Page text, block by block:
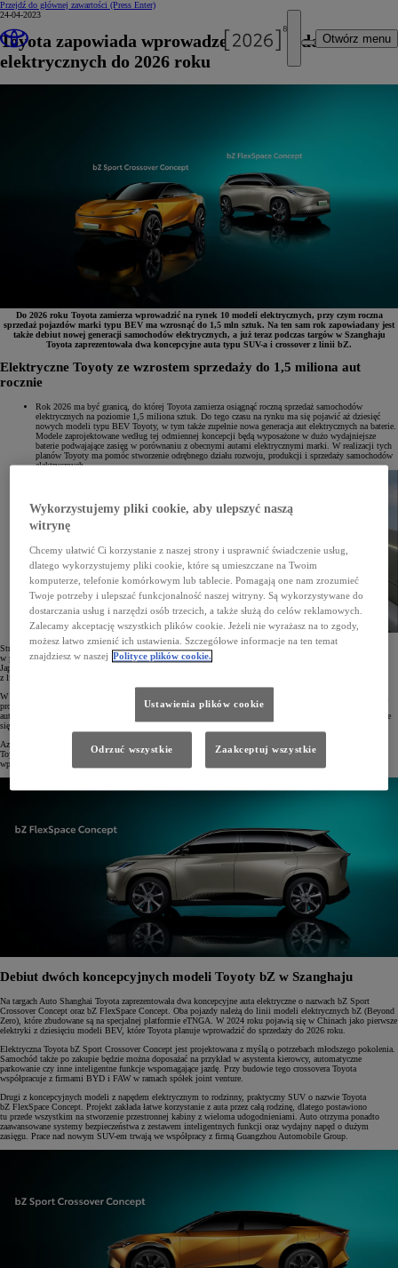
Przejdź do głównej zawartości (Press Enter)
Otwórz menu
24-04-2023
Toyota zapowiada wprowadzenie 10 modeli
elektrycznych do 2026 roku
Do 2026 roku Toyota zamierza wprowadzić na rynek 10 modeli elektrycznych, przy czym roczna
sprzedaż pojazdów marki typu BEV ma wzrosnąć do 1,5 mln sztuk. Na ten sam rok zapowiadany jest
także debiut nowej generacji samochodów elektrycznych, a już teraz podczas targów w Szanghaju
Toyota zaprezentowała dwa koncepcyjne auta typu SUV-a i crossover z linii bZ.
Elektryczne Toyoty ze wzrostem sprzedaży do 1,5 miliona aut
rocznie
Rok 2026 ma być granicą, do której Toyota zamierza osiągnąć roczną sprzedaż samochodów
elektrycznych na poziomie 1,5 miliona sztuk. Do tego czasu na rynku ma się pojawić aż dziesięć
nowych modeli typu BEV Toyoty, w tym także zupełnie nowa generacja aut elektrycznych na baterie.
Modele zaprojektowane według tej odmiennej koncepcji będą wyposażone w dużo wydajniejsze
baterie podwajające zasięg w porównaniu z obecnymi autami elektrycznymi marki. W realizacji tych
planów Toyoty ma pomóc stworzenie odrębnego działu rozwoju, produkcji i sprzedaży samochodów
elektrycznych.
Strategia wprowadzania na rynek elektrycznych samochodów na baterie będzie miała różny przebieg
w poszczególnych regionach. Znaczne rozszerzenie oferty Toyoty z napędem BEV ma nastąpić w Europie,
Japonii, Chinach i USA, gdzie w pierwszej kolejności do sprzedaży zostaną wprowadzone kolejne modele
z linii bZ, a dopiero potem auta nowej generacji.
W USA w 2025 roku wystartuje produkcja elektrycznego SUV-a z 3 rzędami siedzeń, do którego baterie będą
produkowane w Karolinie Północnej. W Chinach już w 2024 roku zadebiutują modele bZ4X i bZ3 oraz dwa
auta elektryczne przeznaczone specjalnie na ten rynek, natomiast w kolejnych latach gama modeli BEV będzie
się systematycznie zwiększać.
Azja wraz z innymi rozwijającymi się rynkami także postawią na rozwój bateryjnych pojazdów elektrycznych
Toyoty. Jeszcze przed końcem bieżącego roku ruszy lokalna produkcja pickupów BEV, a następnie firma
wprowadzi do oferty nowy model małego samochodu z napędem tego typu.
Debiut dwóch koncepcyjnych modeli Toyoty bZ w Szanghaju
Na targach Auto Shanghai Toyota zaprezentowała dwa koncepcyjne auta elektryczne o nazwach bZ Sport
Crossover Concept oraz bZ FlexSpace Concept. Oba pojazdy należą do linii modeli elektrycznych bZ (Beyond
Zero), które zbudowane są na specjalnej platformie eTNGA. W 2024 roku pojawią się w Chinach jako pierwsze
elektryki z dziesięciu modeli BEV, które Toyota planuje wprowadzić do sprzedaży do 2026 roku.
Elektryczna Toyota bZ Sport Crossover Concept jest projektowana z myślą o potrzebach młodszego pokolenia.
Samochód także po zakupie będzie można doposażać na przykład w asystenta kierowcy, automatyczne
parkowanie czy inne inteligentne funkcje wspomagające jazdę. Przy budowie tego crossovera Toyota
współpracuje z firmami BYD i FAW w ramach spółek joint venture.
Drugi z koncepcyjnych modeli z napędem elektrycznym to rodzinny, praktyczny SUV o nazwie Toyota
bZ FlexSpace Concept. Projekt zakłada łatwe korzystanie z auta przez całą rodzinę, dlatego postawiono
tu przede wszystkim na stworzenie przestronnej kabiny z wieloma udogodnieniami. Auto otrzyma ponadto
zaawansowane systemy bezpieczeństwa z zestawem inteligentnych funkcji oraz wydajny napęd o dużym
zasięgu. Prace nad nowym SUV-em trwają we współpracy z firmą Guangzhou Automobile Group.
Wykorzystujemy pliki cookie, aby ulepszyć naszą
witrynę
Chcemy ułatwić Ci korzystanie z naszej strony i usprawnić świadczenie usług,
dlatego wykorzystujemy pliki cookie, które są umieszczane na Twoim
komputerze, telefonie komórkowym lub tablecie. Pomagają one nam zrozumieć
Twoje potrzeby i ulepszać funkcjonalność naszej witryny. Są wykorzystywane do
dostarczania usług i narzędzi osób trzecich, a także służą do celów reklamowych.
Zalecamy akceptację wszystkich plików cookie. Jeżeli nie wyrażasz na to zgody,
możesz łatwo zmienić ich ustawienia. Szczegółowe informacje na ten temat
znajdziesz w naszej Polityce plików cookie.
Ustawienia plików cookie
Odrzuć wszystkie Zaakceptuj wszystkie